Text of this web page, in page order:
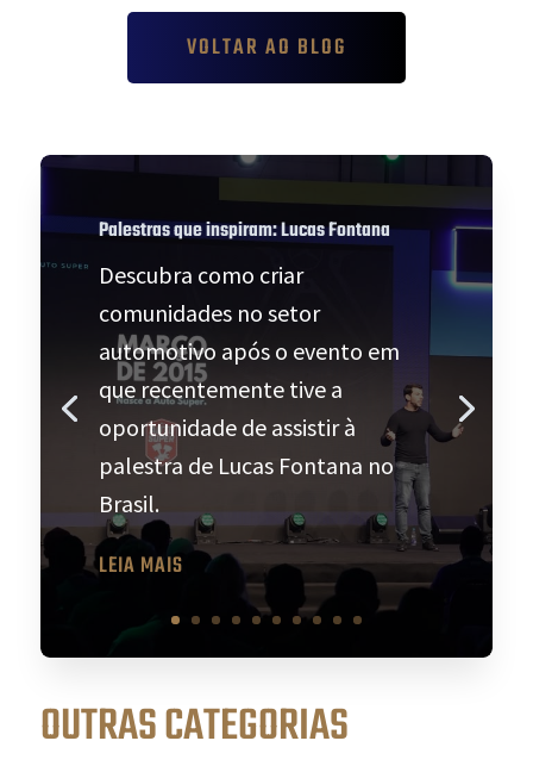
VOLTAR AO BLOG
Palestras que inspiram: Lucas Fontana
Descubra como criar
comunidades no setor
automotivo após o evento em
que recentemente tive a
oportunidade de assistir à
palestra de Lucas Fontana no
Brasil.
LEIA MAIS
OUTRAS CATEGORIAS